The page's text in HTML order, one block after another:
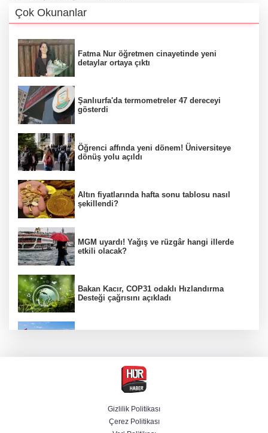
Çok Okunanlar
Fatma Nur öğretmen cinayetinde yeni
detaylar ortaya çıktı
Şanlıurfa'da termometreler 47 dereceyi
gösterdi
Öğrenci affında yeni dönem! Üniversiteye
dönüş yolu açıldı
Altın fiyatlarında hafta sonu tablosu nasıl
şekillendi?
MGM uyardı! Yağış ve rüzgâr hangi illerde
etkili olacak?
Bakan Kacır, COP31 odaklı Hızlandırma
Desteği çağrısını açıkladı
BAE, İran'ın Hürmüz Boğazı'nda bir gemisini
füzeyle hedef aldığını duyurdu
Benzine ikinci zam yolda, pompa fiyatı
Gizlilik Politikası
Çerez Politikası